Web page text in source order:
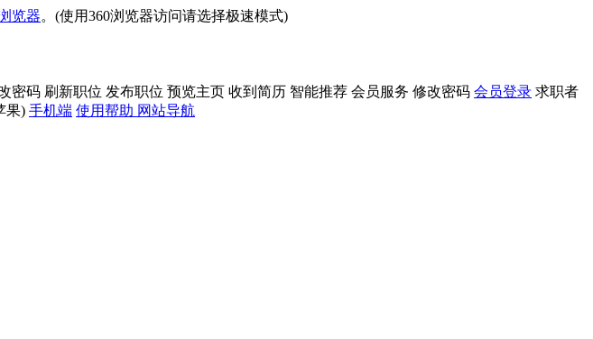
览器。(使用360浏览器访问请选择极速模式)
密码 刷新职位 发布职位 预览主页 收到简历 智能推荐 会员服务 修改密码 会员登录 求职者
果) 手机端 使用帮助 网站导航